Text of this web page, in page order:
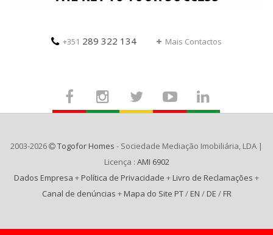
+351 289 322 134 Mais Contactos
2003-2026 Togofor Homes - Sociedade Mediação Imobiliária, LDA |
Licença : AMI 6902
Dados Empresa + Política de Privacidade + Livro de Reclamações +
Canal de denúncias + Mapa do Site PT/ EN / DE / FR